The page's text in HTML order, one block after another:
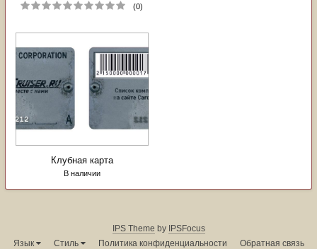
(0)
Клубная карта
В наличии
IPS Theme by IPSFocus
Язык
Стиль Политика конфиденциальности Обратная связь